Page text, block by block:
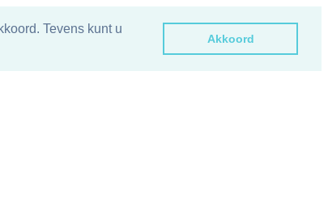
Tevens kunt u
Akkoord